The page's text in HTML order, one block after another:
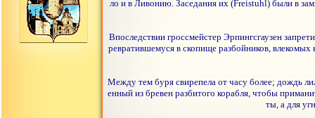
ло и в Ливонию. Заседания их (Freistuhl) были в
Впоследствии гроссмейстер Эрпингсгаузен
ревратившемуся в скопище разбойников,
Между тем буря свирепела от часу более; дождь
енный из бревен разбитого корабля, чтобы
ты, а для